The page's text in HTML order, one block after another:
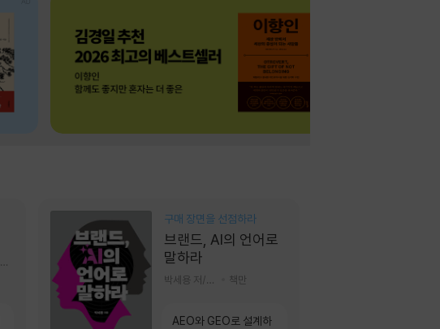
구매 장면을 선점하라
브랜드, AI의 언어로
말하라
책만
AEO와 GEO로 설계하